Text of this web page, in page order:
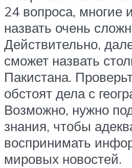
24 вопроса, многие
назвать очень
Действительно,
сможет назвать
Пакистана.
обстоят дела с
Возможно, нужно
знания, чтобы
воспринимать
мировых новостей.